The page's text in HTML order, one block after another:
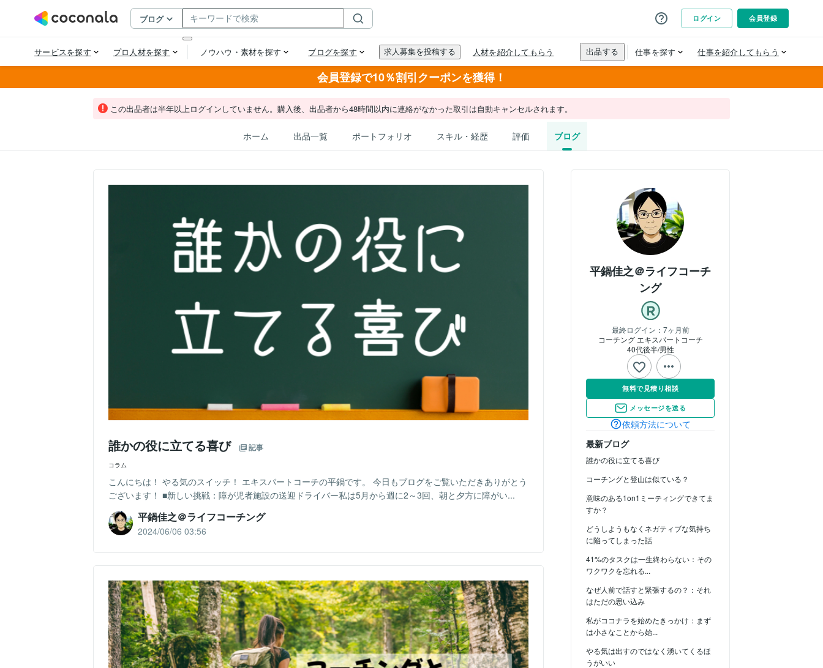
会員登録で10％割引クーポンを獲得！
この出品者は半年以上ログインしていません。購入後、出品者から48時間以内に連絡がなかった取引は自動キャンセルされます。
ホーム 出品一覧 ポートフォリオ スキル・経歴 評価 ブログ
平鍋佳之＠ライフコーチ
ング
最終ログイン： 7ヶ月前
コーチング エキスパートコーチ
40代後半男性
無料で見積り相談
メッセージを送る
依頼方法について
最新ブログ
誰かの役に立てる喜び
コーチングと登山は似ている？
意味のある1on1ミーティングできてま
すか？
どうしようもなくネガティブな気持ち
に陥ってしまった話
41%のタスクは一生終わらない：その
ワクワクを忘れる...
なぜ人前で話すと緊張するの？：それ
はただの思い込み
私がココナラを始めたきっかけ：まず
は小さなことから始...
やる気は出すのではなく湧いてくるほ
うがいい
誰かの役に立てる喜び 記事
コラム
こんにちは！ やる気のスイッチ！ エキスパートコーチの平鍋です。 今日もブログをご覧いただきありがとう
ございます！ ■新しい挑戦：障が児者施設の送迎ドライバー私は5月から週に2～3回、朝と夕方に障がい...
平鍋佳之＠ライフコーチング
2024/06/06 03:56